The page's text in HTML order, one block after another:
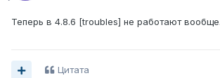
Теперь в 4.8.6 [troubles] не работают
Цитата